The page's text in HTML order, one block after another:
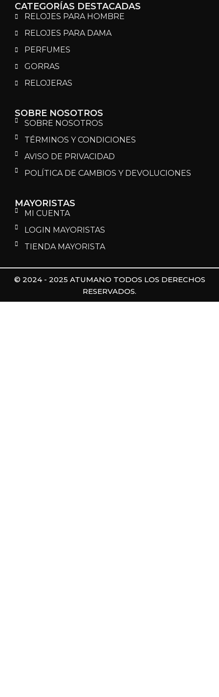
CATEGORÍAS DESTACADAS
RELOJES PARA HOMBRE
RELOJES PARA DAMA
PERFUMES
GORRAS
RELOJERAS
SOBRE NOSOTROS
SOBRE NOSOTROS
TÉRMINOS Y CONDICIONES
AVISO DE PRIVACIDAD
POLÍTICA DE CAMBIOS Y DEVOLUCIONES
MAYORISTAS
MI CUENTA
LOGIN MAYORISTAS
TIENDA MAYORISTA
© 2024 - 2025 ATUMANO TODOS LOS DERECHOS
RESERVADOS.